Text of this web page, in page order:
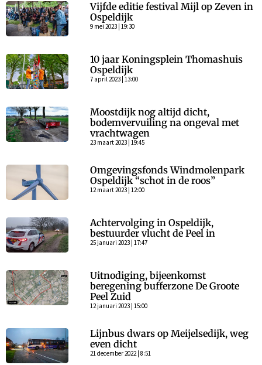
Vijfde editie festival Mijl op Zeven in
Ospeldijk
9 mei 2023 | 19:30
10 jaar Koningsplein Thomashuis
Ospeldijk
7 april 2023 | 13:00
Moostdijk nog altijd dicht,
bodemvervuiling na ongeval met
vrachtwagen
23 maart 2023 | 19:45
Omgevingsfonds Windmolenpark
Ospeldijk “schot in de roos”
12 maart 2023 | 12:00
Achtervolging in Ospeldijk,
bestuurder vlucht de Peel in
25 januari 2023 | 17:47
Uitnodiging, bijeenkomst
beregening bufferzone De Groote
Peel Zuid
12 januari 2023 | 15:00
Lijnbus dwars op Meijelsedijk, weg
even dicht
21 december 2022 | 8:51